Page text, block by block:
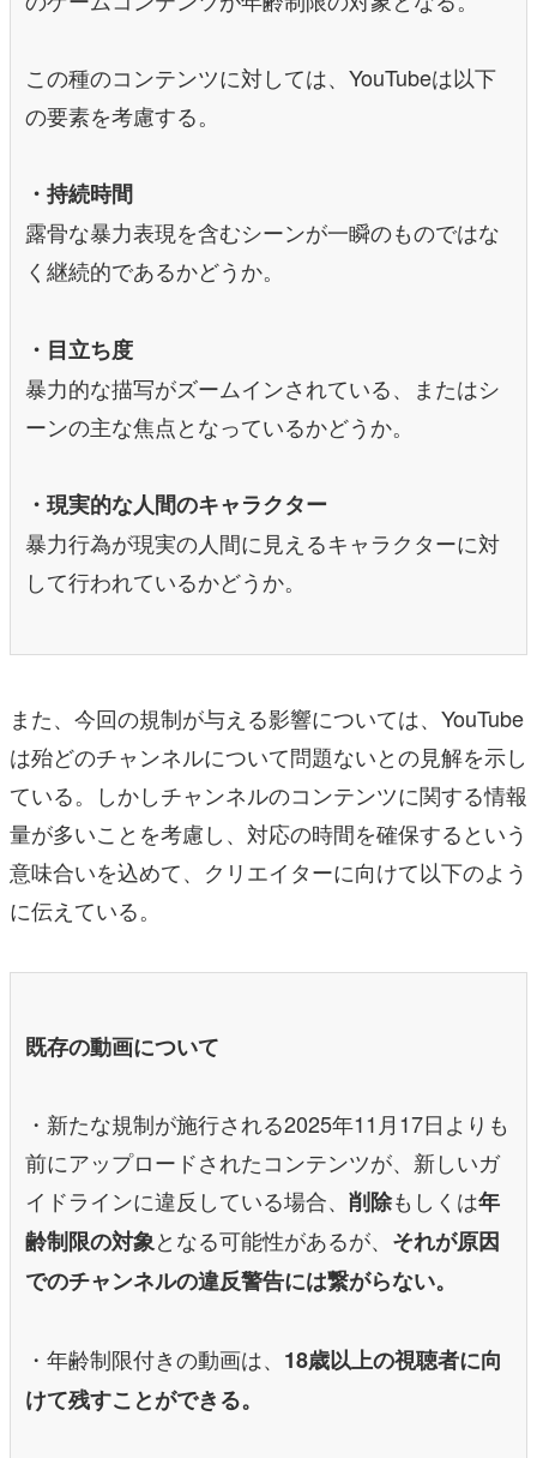
この種のコンテンツに対しては、YouTubeは以下
の要素を考慮する。
・持続時間
露骨な暴力表現を含むシーンが一瞬のものではな
く継続的であるかどうか。
・目立ち度
暴力的な描写がズームインされている、またはシ
ーンの主な焦点となっているかどうか。
・現実的な人間のキャラクター
暴力行為が現実の人間に見えるキャラクターに対
して行われているかどうか。
また、今回の規制が与える影響については、YouTube
は殆どのチャンネルについて問題ないとの見解を示し
ている。しかしチャンネルのコンテンツに関する情報
量が多いことを考慮し、対応の時間を確保するという
意味合いを込めて、クリエイターに向けて以下のよう
に伝えている。
既存の動画について
・新たな規制が施行される2025年11月17日よりも
前にアップロードされたコンテンツが、新しいガ
イドラインに違反している場合、 削除もしくは年
齢制限の対象となる可能性があるが、 それが原因
でのチャンネルの違反警告には繋がらない。
・年齢制限付きの動画は、 18歳以上の視聴者に向
けて残すことができる。